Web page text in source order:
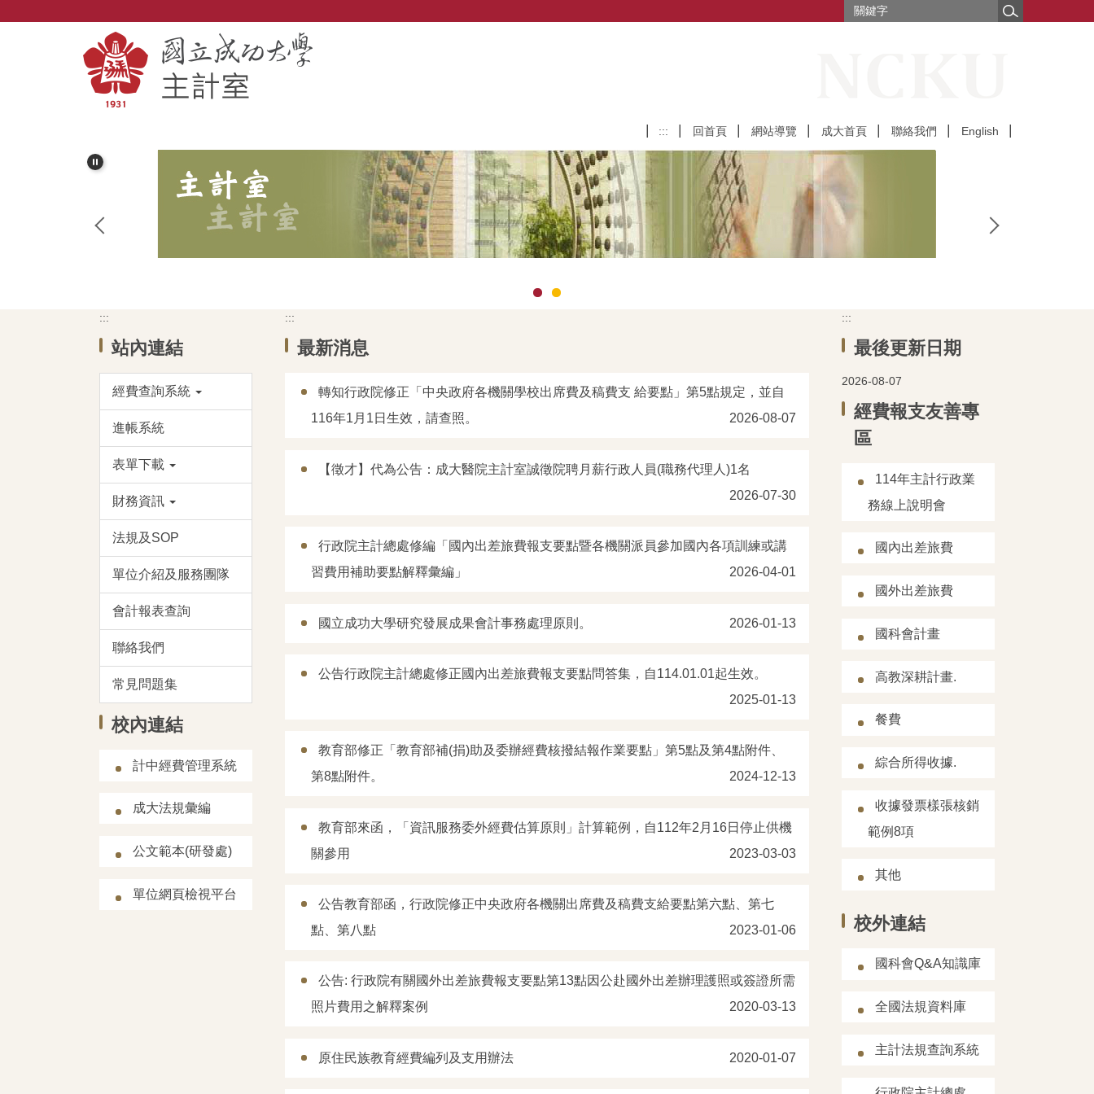
:::
回首頁 網站導覽 成大首頁 聯絡我們 English
:::
站內連結
經費查詢系統
進帳系統
表單下載
財務資訊
法規及SOP
單位介紹及服務團隊
會計報表查詢
聯絡我們
常見問題集
校內連結
計中經費管理系統
成大法規彙編
公文範本(研發處)
單位網頁檢視平台
:::
最新消息
轉知行政院修正「中央政府各機關學校出席費及稿費支 給要點」第5點規定，並自
116年1月1日生效，請查照。
2026-08-07
【徵才】代為公告：成大醫院主計室誠徵院聘月薪行政人員(職務代理人)1名
2026-07-30
行政院主計總處修編「國內出差旅費報支要點暨各機關派員參加國內各項訓練或講
習費用補助要點解釋彙編」
2026-04-01
國立成功大學研究發展成果會計事務處理原則。 2026-01-13
公告行政院主計總處修正國內出差旅費報支要點問答集，自114.01.01起生效。
2025-01-13
教育部修正「教育部補(捐)助及委辦經費核撥結報作業要點」第5點及第4點附件、
第8點附件。
2024-12-13
教育部來函，「資訊服務委外經費估算原則」計算範例，自112年2月16日停止供機
關參用
2023-03-03
公告教育部函，行政院修正中央政府各機關出席費及稿費支給要點第六點、第七
點、第八點
2023-01-06
公告: 行政院有關國外出差旅費報支要點第13點因公赴國外出差辦理護照或簽證所需
照片費用之解釋案例
2020-03-13
原住民族教育經費編列及支用辦法 2020-01-07
:::
最後更新日期
2026-08-07
經費報支友善專
區
114年主計行政業
務線上說明會
國內出差旅費
國外出差旅費
國科會計畫
高教深耕計畫.
餐費
綜合所得收據.
收據發票樣張核銷
範例8項
其他
校外連結
國科會Q&A知識庫
全國法規資料庫
主計法規查詢系統